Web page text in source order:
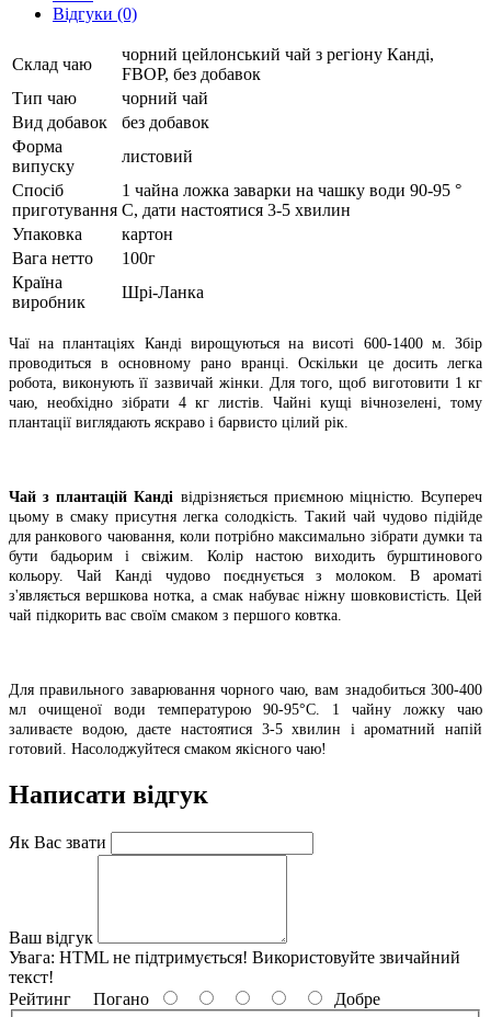
Відгуки (0)
Склад чаю
чорний цейлонський чай з регіону Канді,
FBOP, без добавок
Тип чаю
чорний чай
Вид добавок
без добавок
Форма
випуску
листовий
Спосіб
приготування
1 чайна ложка заварки на чашку води 90-95 °
C, дати настоятися 3-5 хвилин
Упаковка
картон
Вага нетто
100г
Країна
виробник
Шрі-Ланка
Чаї на плантаціях Канді вирощуються на висоті 600-1400 м. Збір
проводиться в основному рано вранці. Оскільки це досить легка
робота, виконують її зазвичай жінки. Для того, щоб виготовити 1 кг
чаю, необхідно зібрати 4 кг листів. Чайні кущі вічнозелені, тому
плантації виглядають яскраво і барвисто цілий рік.
Чай з плантацій Канді відрізняється приємною міцністю. Всупереч
цьому в смаку присутня легка солодкість. Такий чай чудово підійде
для ранкового чаювання, коли потрібно максимально зібрати думки та
бути бадьорим і свіжим. Колір настою виходить бурштинового
кольору. Чай Канді чудово поєднується з молоком. В ароматі
з'являється вершкова нотка, а смак набуває ніжну шовковистість. Цей
чай підкорить вас своїм смаком з першого ковтка.
Для правильного заварювання чорного чаю, вам знадобиться 300-400
мл очищеної води температурою 90-95°C. 1 чайну ложку чаю
заливаєте водою, даєте настоятися 3-5 хвилин і ароматний напій
готовий. Насолоджуйтеся смаком якісного чаю!
Написати відгук
Як Вас звати
Ваш відгук
Увага: HTML не підтримується! Використовуйте звичайний
текст!
Рейтинг Погано
Добре